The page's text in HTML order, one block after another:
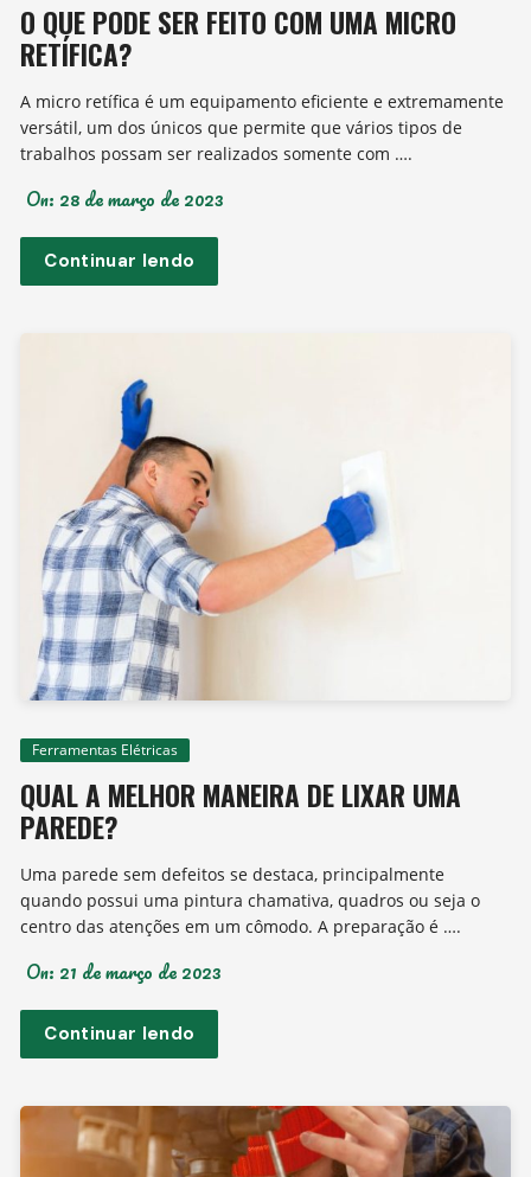
O QUE PODE SER FEITO COM UMA MICRO
RETÍFICA?
A micro retífica é um equipamento eficiente e extremamente
versátil, um dos únicos que permite que vários tipos de
trabalhos possam ser realizados somente com ….
On: 28 de março de 2023
Continuar lendo
Ferramentas Elétricas
QUAL A MELHOR MANEIRA DE LIXAR UMA
PAREDE?
Uma parede sem defeitos se destaca, principalmente
quando possui uma pintura chamativa, quadros ou seja o
centro das atenções em um cômodo. A preparação é ….
On: 21 de março de 2023
Continuar lendo